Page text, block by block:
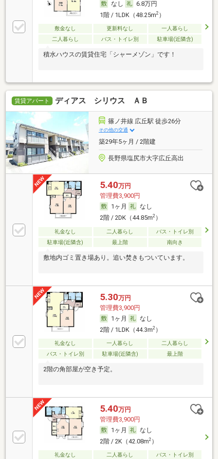
なし
6.8万円
1階 / 1LDK（48.25m2）
敷金なし 更新料なし
一人暮らし
二人暮らし
バス・トイレ別 駐車場(近隣含)
積水ハウスの賃貸住宅「シャーメゾン」です！
賃貸アパート ディアス シリウス ＡＢ
篠ノ井線 広丘駅 徒歩26分
その他の交通
築29年5ヶ月 / 2階建
長野県塩尻市大字広丘高出
5.40万円
管理費3,900円
1ヶ月
なし
2階 / 2DK（44.85m2）
礼金なし 二人暮らし
バス・トイレ別
駐車場(近隣含)
最上階 南向き
敷地内ゴミ置き場あり。追い焚きもついています。
5.30万円
管理費3,900円
1ヶ月
なし
2階 / 1LDK（44.3m2）
礼金なし 一人暮らし
二人暮らし
バス・トイレ別
駐車場(近隣含) 最上階
2階の角部屋が空き予定。
5.40万円
管理費3,900円
1ヶ月
なし
2階 / 2K（42.08m2）
礼金なし 二人暮らし
バス・トイレ別